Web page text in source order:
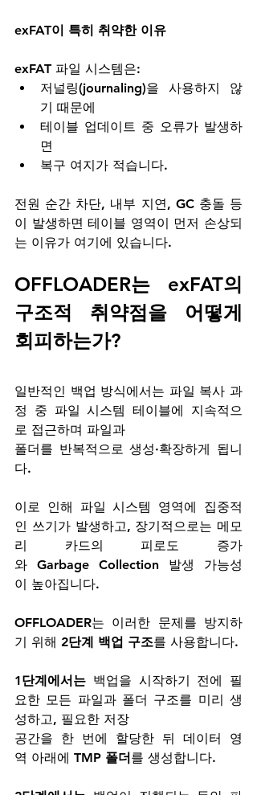
exFAT이 특히 취약한 이유
exFAT 파일 시스템은:
저널링(journaling)을 사용하지 않
기 때문에
테이블 업데이트 중 오류가 발생하
면
복구 여지가 적습니다.
전원 순간 차단, 내부 지연, GC 충돌 등
이 발생하면 테이블 영역이 먼저 손상되
는 이유가 여기에 있습니다.
OFFLOADER는 exFAT의
구조적 취약점을 어떻게
회피하는가?
일반적인 백업 방식에서는 파일 복사 과
정 중 파일 시스템 테이블에 지속적으
로 접근하며 파일과
폴더를 반복적으로 생성·확장하게 됩니
다.
이로 인해 파일 시스템 영역에 집중적
인 쓰기가 발생하고, 장기적으로는 메모
리 카드의 피로도 증가
와 Garbage Collection 발생 가능성
이 높아집니다.
OFFLOADER는 이러한 문제를 방지하
기 위해 2단계 백업 구조를 사용합니다.
1단계에서는 백업을 시작하기 전에 필
요한 모든 파일과 폴더 구조를 미리 생
성하고, 필요한 저장
공간을 한 번에 할당한 뒤 데이터 영
역 아래에 TMP 폴더를 생성합니다.